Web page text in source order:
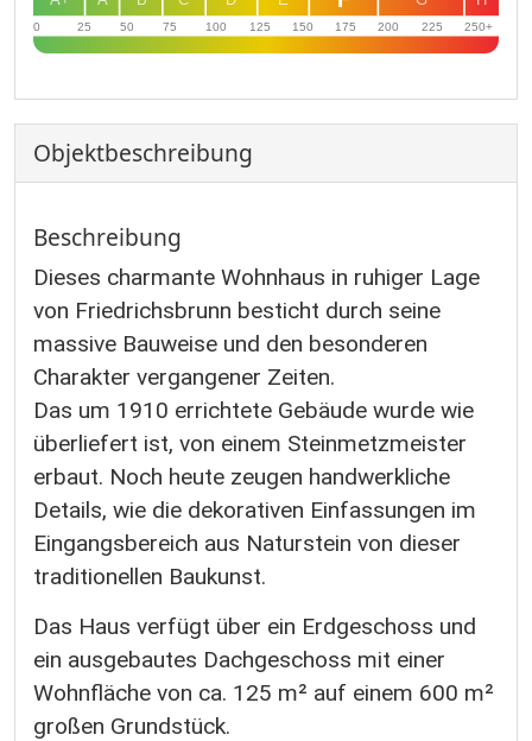
0 25 50 75 100 125 150 175 200 225 250+
Objekt­beschreibung
Beschreibung
Dieses charmante Wohnhaus in ruhiger Lage
von Friedrichsbrunn besticht durch seine
massive Bauweise und den besonderen
Charakter vergangener Zeiten.
Das um 1910 errichtete Gebäude wurde wie
überliefert ist, von einem Steinmetzmeister
erbaut. Noch heute zeugen handwerkliche
Details, wie die dekorativen Einfassungen im
Eingangsbereich aus Naturstein von dieser
traditionellen Baukunst.
Das Haus verfügt über ein Erdgeschoss und
ein ausgebautes Dachgeschoss mit einer
Wohnfläche von ca. 125 m² auf einem 600 m²
großen Grundstück.